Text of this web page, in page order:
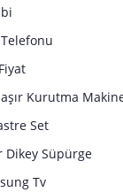
Kurutma
Set
Dikey Süpürge
Tv